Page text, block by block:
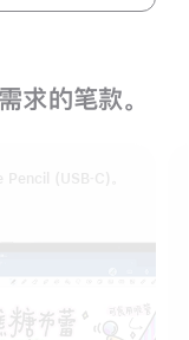
求的笔款。